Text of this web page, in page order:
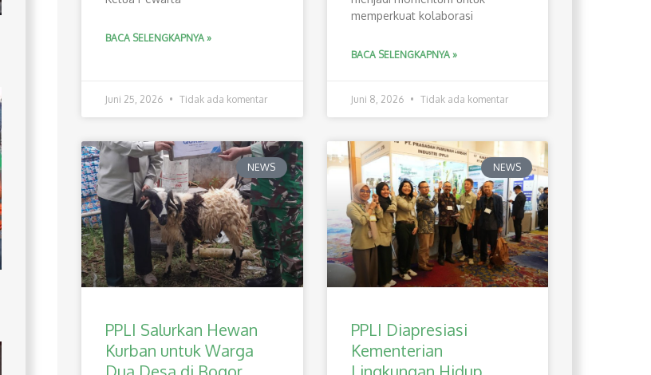
BACA SELENGKAPNYA »
Juni 25, 2026 Tidak ada komentar
memperkuat kolaborasi
BACA SELENGKAPNYA »
Juni 8, 2026 Tidak ada komentar
NEWS
PPLI Salurkan Hewan
Kurban untuk Warga
NEWS
PPLI Diapresiasi
Kementerian